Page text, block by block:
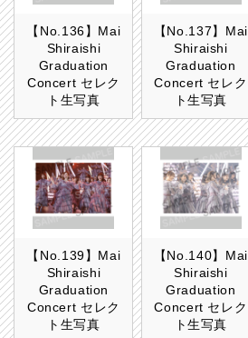
【No.136】Mai
Shiraishi
Graduation
Concert セレク
ト生写真
【No.137】Mai
Shiraishi
Graduation
Concert セレク
ト生写真
【No.139】Mai
Shiraishi
Graduation
Concert セレク
ト生写真
【No.140】Mai
Shiraishi
Graduation
Concert セレク
ト生写真